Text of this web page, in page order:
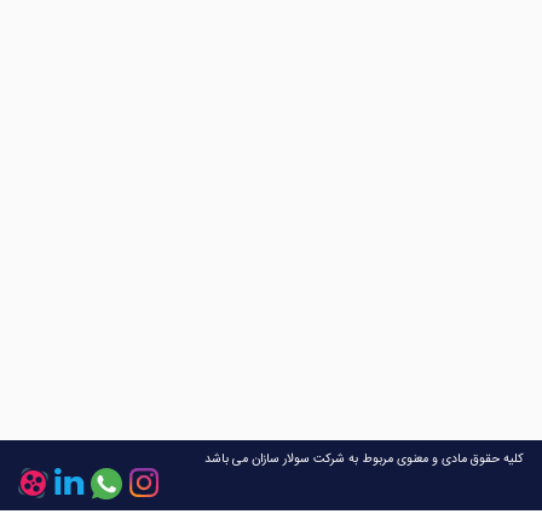
کلیه حقوق مادی و معنوی مربوط به شرکت سولار سازان می باشد